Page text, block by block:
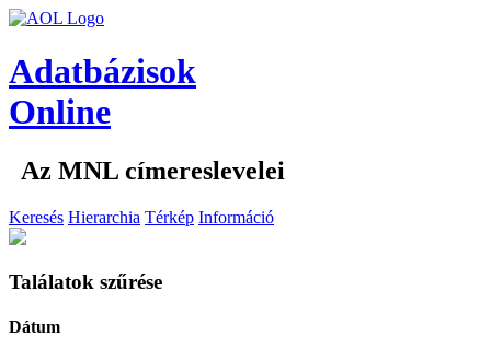
Adatbázisok
Online
Az MNL címereslevelei
Keresés Hierarchia Térkép Információ
Találatok szűrése
Dátum